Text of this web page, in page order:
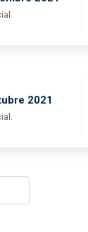
2021